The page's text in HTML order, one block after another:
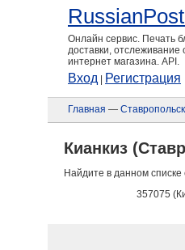
Онлайн сервис. Печать
доставки,
интернет магазина. API.
Вход Регистрация
Главная —
Кианкиз
Найдите в данном
357075